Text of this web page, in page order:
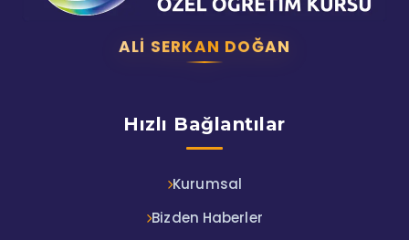
ALI SERKAN DOĞAN
Hızlı Bağlantılar
Kurumsal
Bizden Haberler